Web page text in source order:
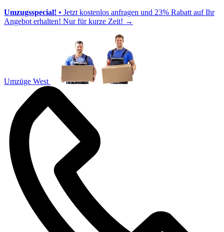
Umzugsspecial! • Jetzt kostenlos anfragen und 23% Rabatt auf Ihr
Angebot erhalten! Nur für kurze Zeit! →
Umzüge West